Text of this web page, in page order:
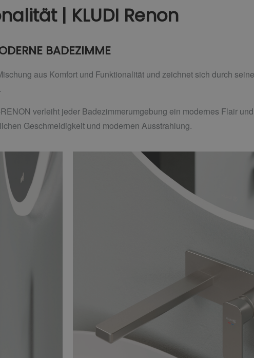
| KLUDI Renon
BADEZIMME
aus Komfort und Funktionalität und zeichnet sich durch
verleiht jeder Badezimmerumgebung ein modernes Flair
Geschmeidigkeit und modernen Ausstrahlung.